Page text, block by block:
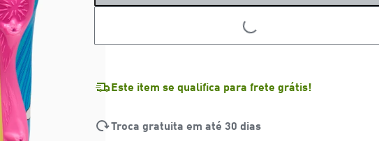
LOADING...
LOADING...
Este item se qualifica para frete grátis!
Troca gratuita em até 30 dias